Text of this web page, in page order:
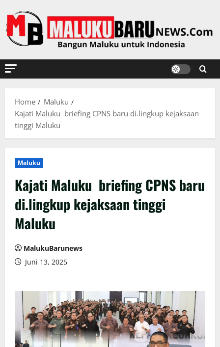
to
content
Home
Maluku
Kajati Maluku briefing CPNS baru di.lingkup kejaksaan
tinggi Maluku
Maluku
Kajati Maluku briefing CPNS baru
di.lingkup kejaksaan tinggi
Maluku
MalukuBarunews
Juni 13, 2025